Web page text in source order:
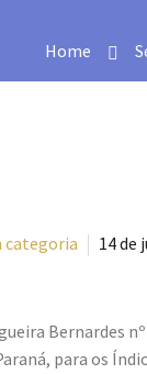
Home
categoria 14 de
Bernardes
para os